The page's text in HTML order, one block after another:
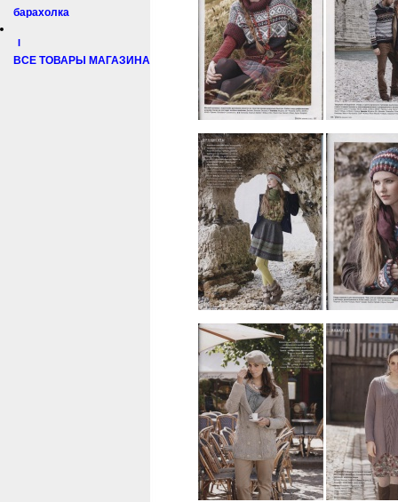
барахолка
I
ВСЕ ТОВАРЫ МАГАЗИНА